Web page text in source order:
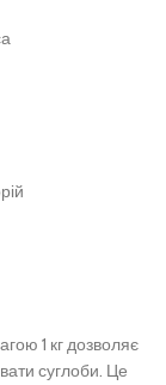
1 кг дозволяє
суглоби. Це